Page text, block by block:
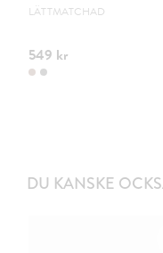
LÄTTMATCHAD
549 kr
DU KANSKE